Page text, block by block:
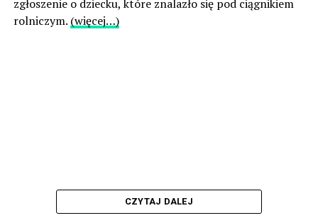
zgłoszenie o dziecku, które znalazło się pod ciągnikiem
rolniczym. (więcej…)
CZYTAJ DALEJ